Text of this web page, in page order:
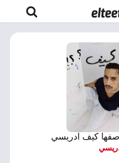
كيف ادريسي